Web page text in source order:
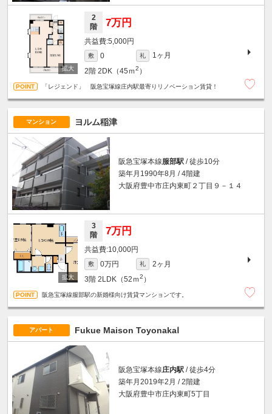
2
階
7万円
5,000円
敷 0 礼
1ヶ月
2階 2DK（45ｍ2 ）
「レジェンド」 阪急宝塚線庄内駅最寄りリノベーション賃貸！
マンション ヨルム稲津
阪急宝塚本線服部駅 / 徒歩10分
築年月1990年8月 / 4階建
大阪府豊中市庄内東町２丁目９－１４
3
階
7万円
10,000円
敷 0万円 礼
2ヶ月
3階 2LDK（52ｍ2 ）
阪急宝塚線服部駅の新婚様向け賃貸マンションです。
アパート Fukue Maison ToyonakaⅠ
阪急宝塚本線庄内駅 / 徒歩4分
築年月2019年2月 / 2階建
大阪府豊中市庄内東町5丁目